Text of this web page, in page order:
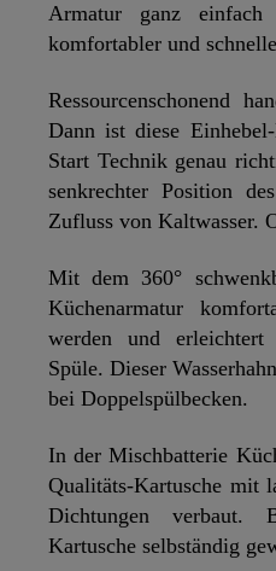
Armatur ganz
komfortabler und
Ressourcenschonend
Dann ist diese
Start Technik genau
senkrechter Position
Zufluss von Kaltwasser.
Mit dem 360°
Küchenarmatur
werden und
Spüle. Dieser
bei Doppelspülbecken.
In der Mischbatterie
Qualitäts-Kartusche mit
Dichtungen
Kartusche selbständig